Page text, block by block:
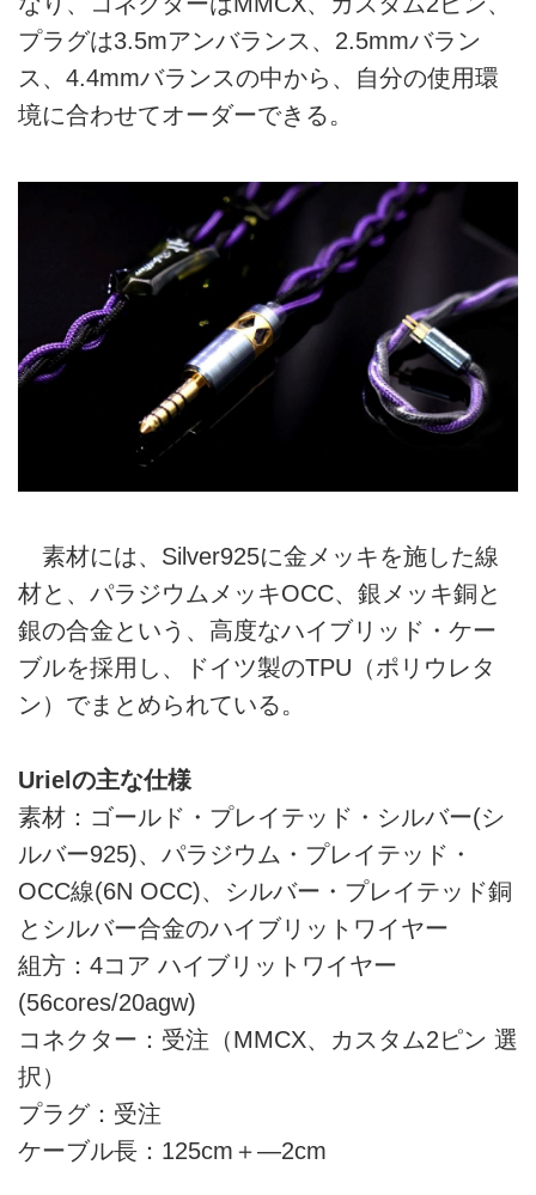
プラグは3.5mアンバランス、2.5mmバラン
ス、4.4mmバランスの中から、自分の使用環
境に合わせてオーダーできる。
素材には、Silver925に金メッキを施した線
材と、パラジウムメッキOCC、銀メッキ銅と
銀の合金という、高度なハイブリッド・ケー
ブルを採用し、ドイツ製のTPU（ポリウレタ
ン）でまとめられている。
Urielの主な仕様
素材：ゴールド・プレイテッド・シルバー(シ
ルバー925)、パラジウム・プレイテッド・
OCC線(6N OCC)、シルバー・プレイテッド銅
とシルバー合金のハイブリットワイヤー
組方：4コア ハイブリットワイヤー
(56cores/20agw)
コネクター：受注（MMCX、カスタム2ピン 選
択）
プラグ：受注
ケーブル長：125cm＋―2cm